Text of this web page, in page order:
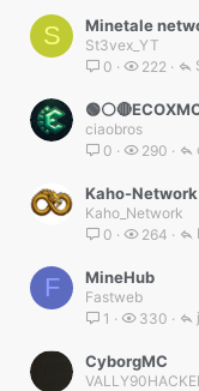
S Minetale
St3vex_YT
0
222
ciaobros
0
290
Kaho-Network
Kaho_Network
0
264
F MineHub
Fastweb
1
330
CyborgMC